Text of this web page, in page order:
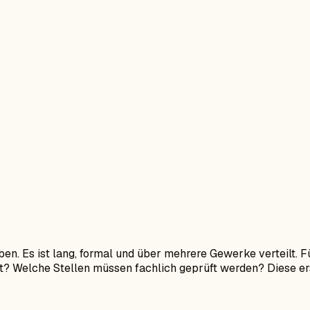
Es ist lang, formal und über mehrere Gewerke verteilt.
Welche Stellen müssen fachlich geprüft werden? Diese